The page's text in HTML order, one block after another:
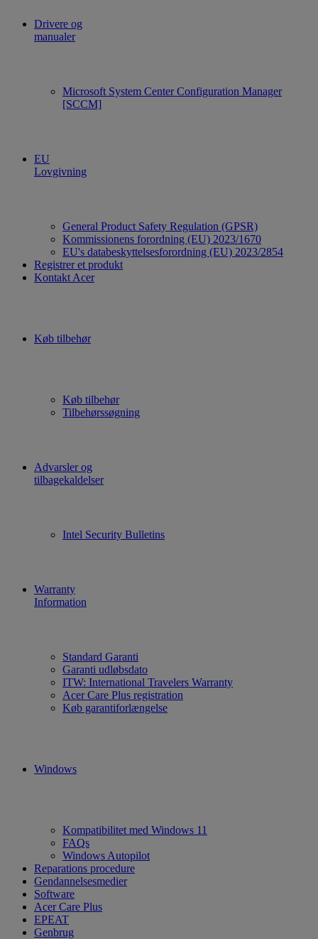
Drivere og
manualer
Microsoft System Center Configuration Manager
[SCCM]
EU
Lovgivning
General Product Safety Regulation (GPSR)
Kommissionens forordning (EU) 2023/1670
EU's databeskyttelsesforordning (EU) 2023/2854
Registrer et produkt
Kontakt Acer
Køb tilbehør
Køb tilbehør
Tilbehørssøgning
Advarsler og
tilbagekaldelser
Intel Security Bulletins
Warranty
Information
Standard Garanti
Garanti udløbsdato
ITW: International Travelers Warranty
Acer Care Plus registration
Køb garantiforlængelse
Windows
Kompatibilitet med Windows 11
FAQs
Windows Autopilot
Reparations procedure
Gendannelsesmedier
Software
Acer Care Plus
EPEAT
Genbrug